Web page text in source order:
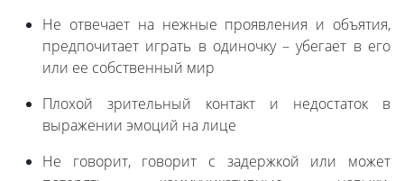
Не отвечает на нежные проявления и объятия,
предпочитает играть в одиночку – убегает в его
или ее собственный мир
Плохой зрительный контакт и недостаток в
выражении эмоций на лице
Не говорит, говорит с задержкой или может